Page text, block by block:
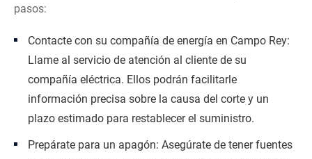
pasos:
Contacte con su compañía de energía en Campo Rey:
Llame al servicio de atención al cliente de su
compañía eléctrica. Ellos podrán facilitarle
información precisa sobre la causa del corte y un
plazo estimado para restablecer el suministro.
Prepárate para un apagón: Asegúrate de tener fuentes